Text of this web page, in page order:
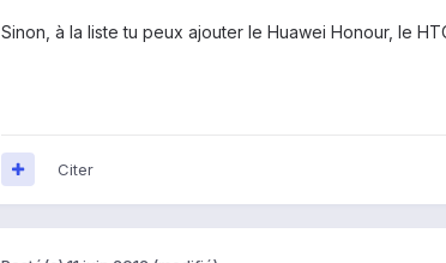
Sinon, à la liste tu peux ajouter le Huawei Honour, le
Citer